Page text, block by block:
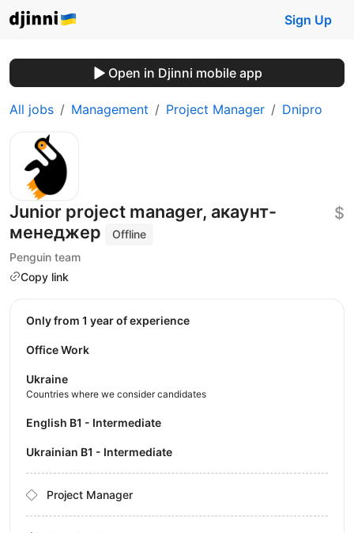
Sign Up
Open in Djinni mobile app
All jobs Management Project Manager Dnipro
Junior project manager, акаунт-
менеджер
Offline
Penguin team
Copy link
$
Only from 1 year of experience
Office Work
Ukraine
Countries where we consider candidates
English B1 - Intermediate
Ukrainian B1 - Intermediate
Project Manager